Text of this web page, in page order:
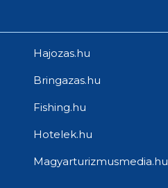
Hajozas.hu
Bringazas.hu
Fishing.hu
Hotelek.hu
Magyarturizmusmedia.hu